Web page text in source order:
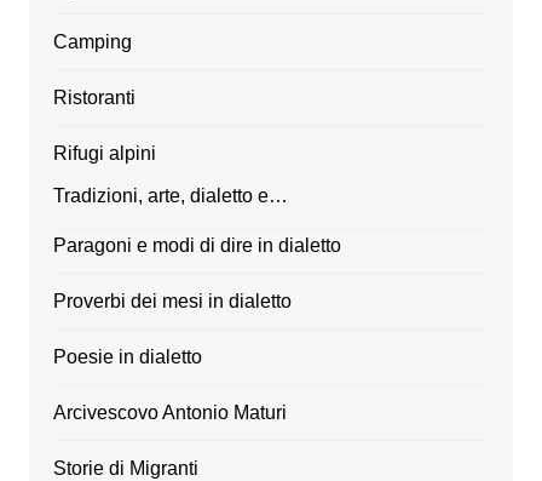
Camping
Ristoranti
Rifugi alpini
Tradizioni, arte, dialetto e…
Paragoni e modi di dire in dialetto
Proverbi dei mesi in dialetto
Poesie in dialetto
Arcivescovo Antonio Maturi
Storie di Migranti